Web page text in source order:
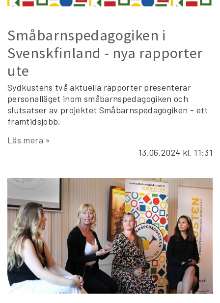
Småbarnspedagogiken i
Svenskfinland - nya rapporter
ute
Sydkustens två aktuella rapporter presenterar
personalläget inom småbarnspedagogiken och
slutsatser av projektet Småbarnspedagogiken - ett
framtidsjobb.
Läs mera »
13.06.2024 kl. 11:31